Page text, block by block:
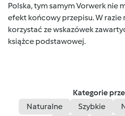
Polska, tym samym Vorwerk nie
efekt końcowy przepisu. W
korzystać ze wskazówek
książce podstawowej.
Kategorie
Naturalne
Szybkie